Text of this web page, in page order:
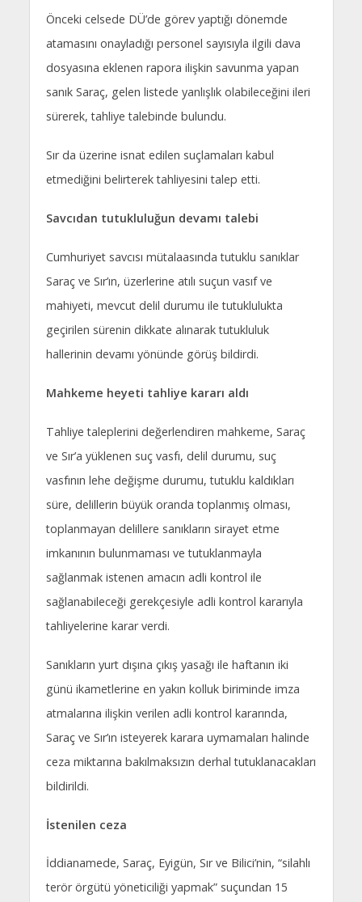
Önceki celsede DÜ’de görev yaptığı dönemde
atamasını onayladığı personel sayısıyla ilgili dava
dosyasına eklenen rapora ilişkin savunma yapan
sanık Saraç, gelen listede yanlışlık olabileceğini ileri
sürerek, tahliye talebinde bulundu.
Sır da üzerine isnat edilen suçlamaları kabul
etmediğini belirterek tahliyesini talep etti.
Savcıdan tutukluluğun devamı talebi
Cumhuriyet savcısı mütalaasında tutuklu sanıklar
Saraç ve Sır’ın, üzerlerine atılı suçun vasıf ve
mahiyeti, mevcut delil durumu ile tutuklulukta
geçirilen sürenin dikkate alınarak tutukluluk
hallerinin devamı yönünde görüş bildirdi.
Mahkeme heyeti tahliye kararı aldı
Tahliye taleplerini değerlendiren mahkeme, Saraç
ve Sır’a yüklenen suç vasfı, delil durumu, suç
vasfının lehe değişme durumu, tutuklu kaldıkları
süre, delillerin büyük oranda toplanmış olması,
toplanmayan delillere sanıkların sirayet etme
imkanının bulunmaması ve tutuklanmayla
sağlanmak istenen amacın adli kontrol ile
sağlanabileceği gerekçesiyle adli kontrol kararıyla
tahliyelerine karar verdi.
Sanıkların yurt dışına çıkış yasağı ile haftanın iki
günü ikametlerine en yakın kolluk biriminde imza
atmalarına ilişkin verilen adli kontrol kararında,
Saraç ve Sır’ın isteyerek karara uymamaları halinde
ceza miktarına bakılmaksızın derhal tutuklanacakları
bildirildi.
İstenilen ceza
İddianamede, Saraç, Eyigün, Sır ve Bilici’nin, “silahlı
terör örgütü yöneticiliği yapmak” suçundan 15